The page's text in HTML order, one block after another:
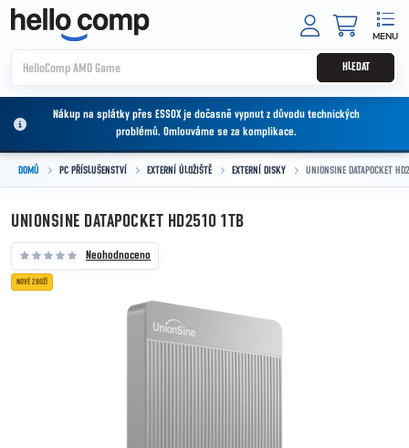
Přejít na obsah
HLEDAT
Nákup na splátky přes ESSOX je dočasně vypnut z důvodu technických
problémů. Omlouváme se za komplikace.
DOMŮ PC PŘÍSLUŠENSTVÍ EXTERNÍ ÚLOŽIŠTĚ EXTERNÍ DISKY UNIONSINE DATAPOCKET
UNIONSINE DATAPOCKET HD2510 1TB
Neohodnoceno
NOVÉ ZBOŽÍ